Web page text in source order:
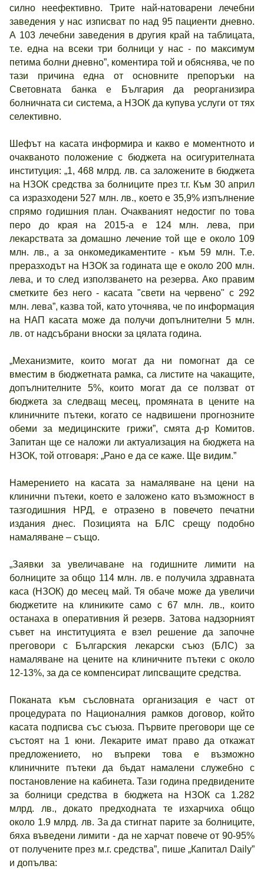
силно неефективно. Трите най-натоварени лечебни
заведения у нас изписват по над 95 пациенти дневно.
А 103 лечебни заведения в другия край на таблицата,
т.е. една на всеки три болници у нас - по максимум
петима болни дневно”, коментира той и обяснява, че по
тази причина една от основните препоръки на
Световната банка е България да реорганизира
болничната си система, а НЗОК да купува услуги от тях
селективно.
Шефът на касата информира и какво е моментното и
очакваното положение с бюджета на осигурителната
институция: „1, 468 млрд. лв. са заложените в бюджета
на НЗОК средства за болниците през т.г. Към 30 април
са изразходени 527 млн. лв., което е 35,9% изпълнение
спрямо годишния план. Очакваният недостиг по това
перо до края на 2015-а е 124 млн. лева, при
лекарствата за домашно лечение той ще е около 109
млн. лв., а за онкомедикаментите - към 59 млн. Т.е.
преразходът на НЗОК за годината ще е около 200 млн.
лева, и то след използването на резерва. Ако правим
сметките без него - касата "свети на червено" с 292
млн. лева”, казва той, като уточнява, че по информация
на НАП касата може да получи допълнителни 5 млн.
лв. от надсъбрани вноски за цялата година.
„Механизмите, които могат да ни помогнат да се
вместим в бюджетната рамка, са листите на чакащите,
допълнителните 5%, които могат да се ползват от
бюджета за следващ месец, промяната в цените на
клиничните пътеки, когато се надвишени прогнозните
обеми за медицинските грижи”, смята д-р Комитов.
Запитан ще се наложи ли актуализация на бюджета на
НЗОК, той отговаря: „Рано е да се каже. Ще видим.”
Намерението на касата за намаляване на цени на
клинични пътеки, което е заложено като възможност в
тазгодишния НРД, е отразено в повечето печатни
издания днес. Позицията на БЛС срещу подобно
намаляване – също.
„Заявки за увеличаване на годишните лимити на
болниците за общо 114 млн. лв. е получила здравната
каса (НЗОК) до месец май. Тя обаче може да увеличи
бюджетите на клиниките само с 67 млн. лв., които
останаха в оперативния й резерв. Затова надзорният
съвет на институцията е взел решение да започне
преговори с Българския лекарски съюз (БЛС) за
намаляване на цените на клиничните пътеки с около
12-13%, за да се компенсират липсващите средства.
Поканата към съсловната организация е част от
процедурата по Националния рамков договор, който
касата подписва със съюза. Първите преговори ще се
състоят на 1 юни. Лекарите имат право да откажат
предложението, но въпреки това е възможно
клиничните пътеки да бъдат намалени служебно с
постановление на кабинета. Тази година предвидените
за болници средства в бюджета на НЗОК са 1.282
млрд. лв., докато предходната те изхарчиха общо
около 1.9 млрд. лв. За да стигнат парите за болниците,
бяха въведени лимити - да не харчат повече от 90-95%
от получените през м.г. средства”, пише „Капитал Daily”
и допълва: